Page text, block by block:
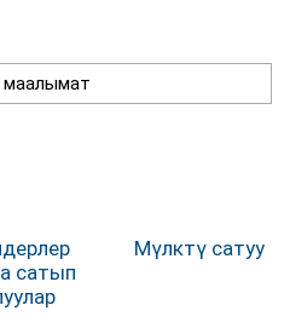
маалымат
сатып
Мүлктү сатуу